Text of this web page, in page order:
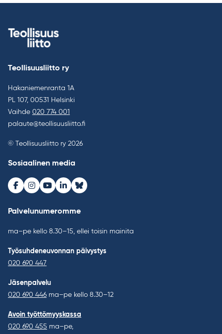
Teollisuusliitto ry
Hakaniemenranta 1A
PL 107, 00531 Helsinki
Vaihde 020 774 001
palaute@teollisuusliitto.fi
© Teollisuusliitto ry 2026
Sosiaalinen media
Facebook
Instagram
Youtube
LinkedInBluesky
Palvelunumeromme
ma–pe kello 8.30–15, ellei toisin mainita
Työsuhdeneuvonnan päivystys
020 690 447
Jäsenpalvelu
020 690 446 ma–pe kello 8.30–12
Avoin työttömyyskassa
020 690 455 ma–pe,